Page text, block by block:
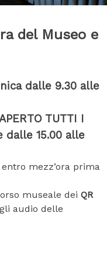
del Museo e
dalle 9.30 alle
TUTTI I
dalle 15.00 alle
mezz’ora prima
museale dei QR
audio delle